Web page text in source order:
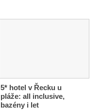
5* hotel v Řecku u
pláže: all inclusive,
bazény i let